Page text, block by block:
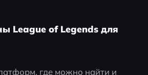
League of Legends для
где можно найти и